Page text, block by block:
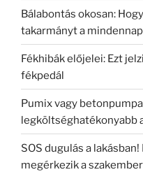
Bálabontás okosan:
takarmányt a
Fékhibák előjelei: Ezt
fékpedál
Pumix vagy
legköltséghatékonyabb
SOS dugulás a
megérkezik a